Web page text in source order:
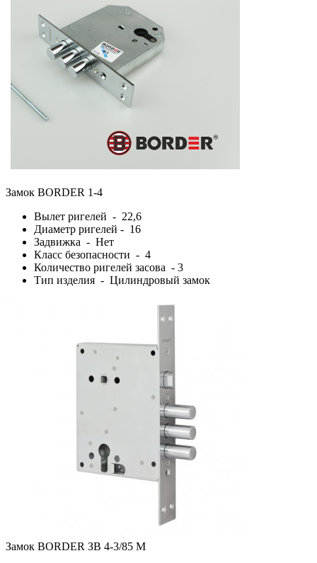
Замок BORDER 1-4
Вылет ригелей - 22,6
Диаметр ригелей - 16
Задвижка - Нет
Класс безопасности - 4
Количество ригелей засова - 3
Тип изделия - Цилиндровый замок
Замок BORDER ЗВ 4-3/85 М